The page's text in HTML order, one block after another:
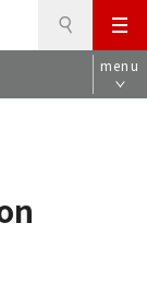
メ
ニ
ュ
menu